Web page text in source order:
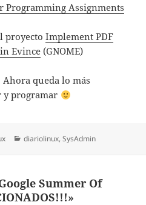
Programming Assignments
proyectoImplement PDF
Evince (GNOME)
Ahora queda lo más
y programar
Categorías
diariolinux,SysAdmin
Summer Of